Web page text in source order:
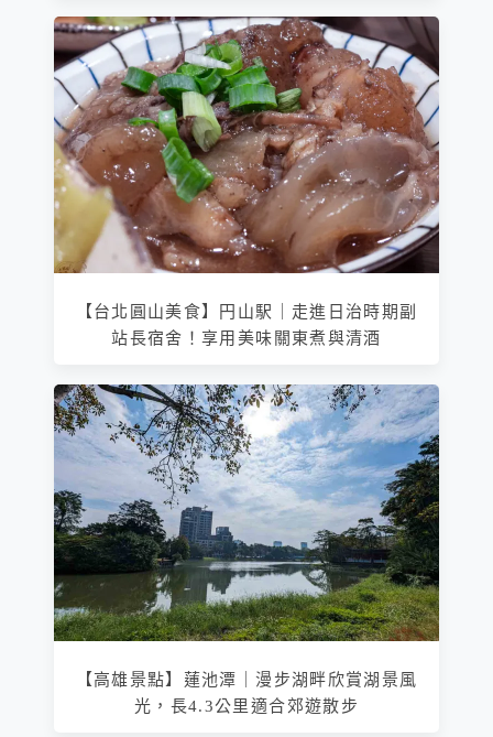
【台北圓山美食】円山駅｜走進日治時期副
站長宿舍！享用美味關東煮與清酒
【高雄景點】蓮池潭｜漫步湖畔欣賞湖景風
光，長4.3公里適合郊遊散步